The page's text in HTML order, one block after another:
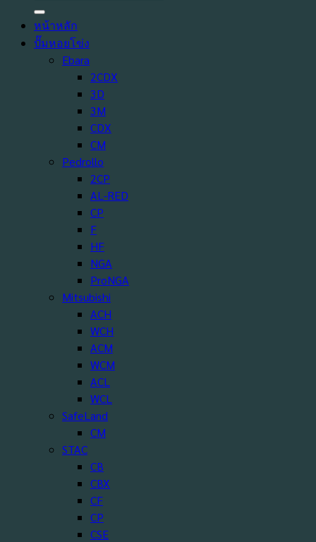
หน้าหลัก
ปั๊มหอยโข่ง
Ebara
2CDX
3D
3M
CDX
CM
Pedrollo
2CP
AL-RED
CP
F
HF
NGA
ProNGA
Mitsubishi
ACH
WCH
ACM
WCM
ACL
WCL
SafeLand
CM
STAC
CB
CBX
CF
CP
CSE